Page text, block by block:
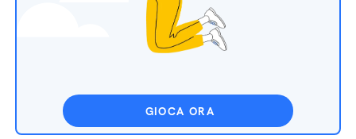
GIOCA ORA